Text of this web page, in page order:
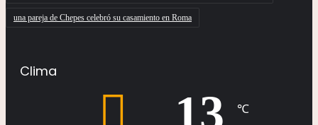
una pareja de Chepes celebró su casamiento en Roma
Clima
13 ℃